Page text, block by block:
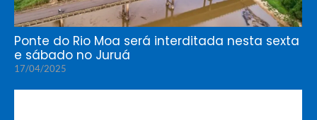
Ponte do Rio Moa será interditada nesta sexta
e sábado no Juruá
17/04/2025